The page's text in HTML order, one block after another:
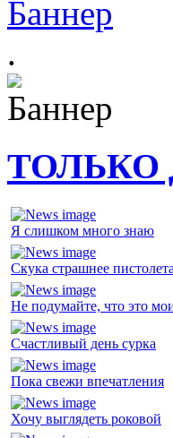
.
ТОЛЬКО
Я слишком много знаю
Скука страшнее
Не подумайте, что это
Счастливый день сурка
Пока свежи впечатления
Хочу выглядеть роковой